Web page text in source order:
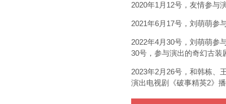
2020年1月12号，友情参与
2021年6月17号，刘萌萌参
2022年4月30号，刘萌萌参
30号，参与演出的奇幻古
2023年2月26号，和韩栋、
演出电视剧《破事精英2》